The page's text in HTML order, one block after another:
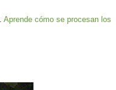
Aprende cómo se procesan los